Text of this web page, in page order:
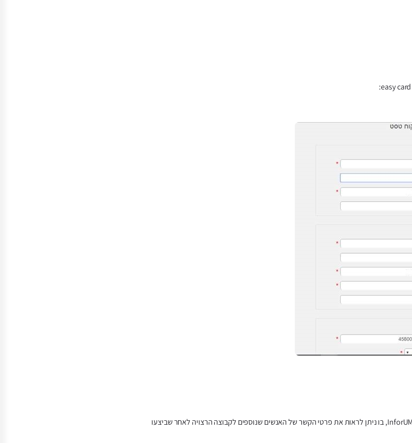
צילום מתוך מסך הדוחות במערכת InforUMobile, בו ניתן לראות את פרטי הקשר של האנשים שנוספים לקבוצה הרצויה לאחר שביצעו